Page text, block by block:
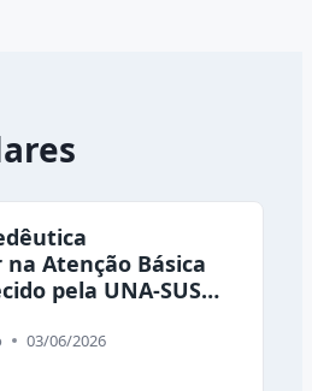
Atenção Básica
pela UNA-SUS
03/06/2026